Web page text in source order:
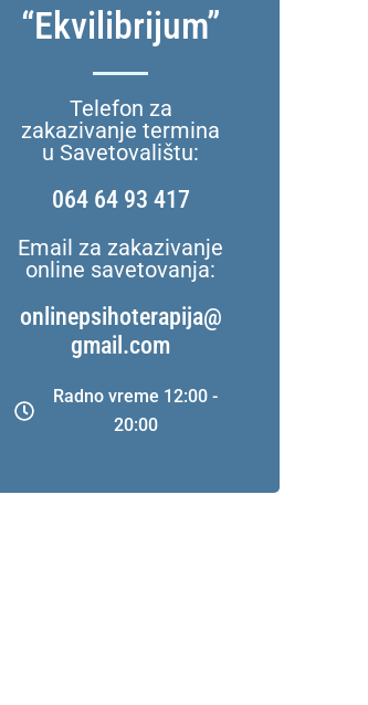
“Ekvilibrijum”
Telefon za
zakazivanje termina
u Savetovalištu:
064 64 93 417
Email za zakazivanje
online savetovanja:
onlinepsihoterapija@
gmail.com
Radno vreme 12:00 -
20:00